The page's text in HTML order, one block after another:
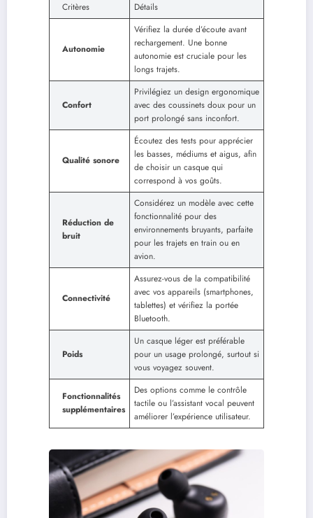
Critères Détails
Autonomie
Vérifiez la durée d’écoute avant
rechargement. Une bonne
autonomie est cruciale pour les
longs trajets.
Confort
Privilégiez un design ergonomique
avec des coussinets doux pour un
port prolongé sans inconfort.
Qualité sonore
Écoutez des tests pour apprécier
les basses, médiums et aigus, afin
de choisir un casque qui
correspond à vos goûts.
Réduction de
bruit
Considérez un modèle avec cette
fonctionnalité pour des
environnements bruyants, parfaite
pour les trajets en train ou en
avion.
Connectivité
Assurez-vous de la compatibilité
avec vos appareils (smartphones,
tablettes) et vérifiez la portée
Bluetooth.
Poids
Un casque léger est préférable
pour un usage prolongé, surtout si
vous voyagez souvent.
Fonctionnalités
supplémentaires
Des options comme le contrôle
tactile ou l’assistant vocal peuvent
améliorer l’expérience utilisateur.